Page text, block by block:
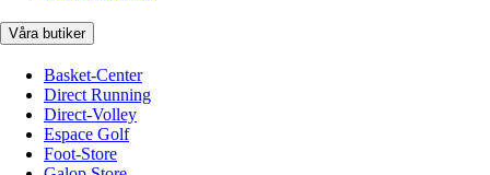
Våra butiker
Basket-Center
Direct Running
Direct-Volley
Espace Golf
Foot-Store